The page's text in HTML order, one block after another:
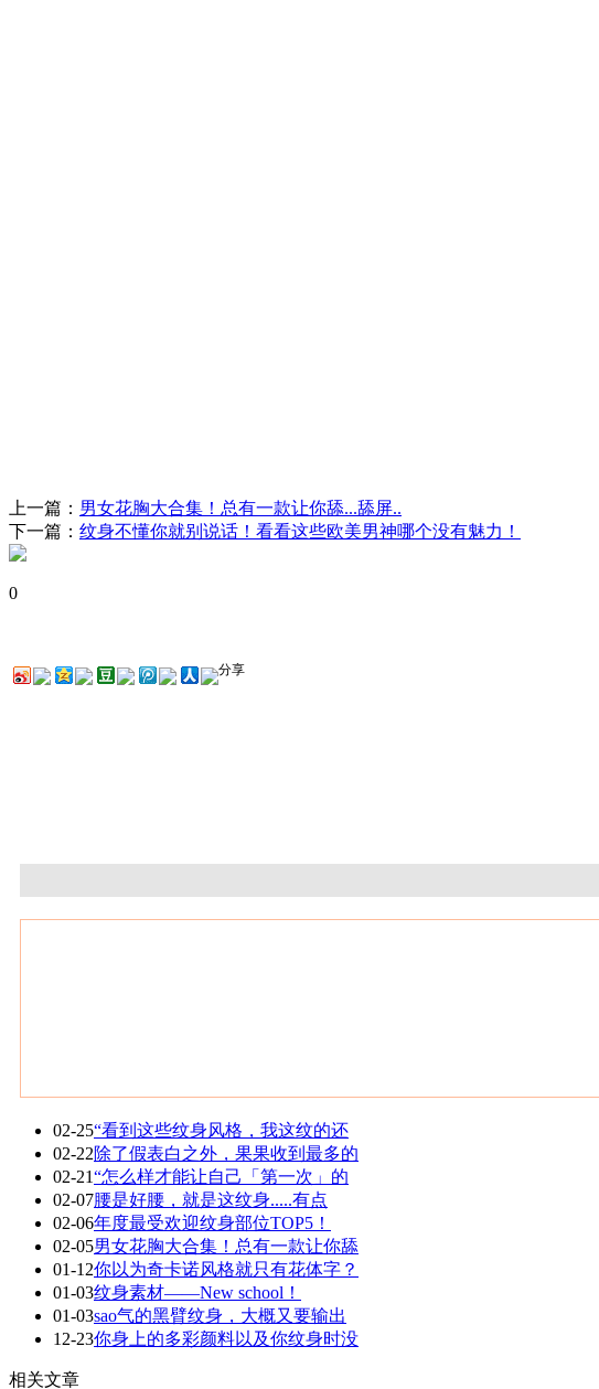
上一篇： 男女花胸大合集！总有一款让你舔...舔屏..
下一篇： 纹身不懂你就别说话！看看这些欧美男神哪个没有魅力！
0
分享
02-25“看到这些纹身风格，我这纹的还
02-22除了假表白之外，果果收到最多的
02-21“怎么样才能让自己「第一次」的
02-07腰是好腰，就是这纹身.....有点
02-06年度最受欢迎纹身部位TOP5！
02-05男女花胸大合集！总有一款让你舔
01-12你以为奇卡诺风格就只有花体字？
01-03纹身素材——New school！
01-03sao气的黑臂纹身，大概又要输出
12-23你身上的多彩颜料以及你纹身时没
相关文章